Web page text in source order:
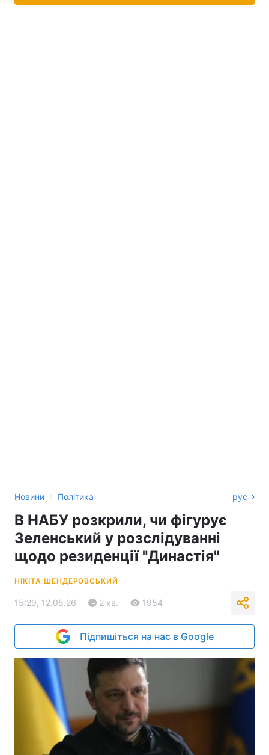
Новини › Політика рус
В НАБУ розкрили, чи фігурує
Зеленський у розслідуванні
щодо резиденції "Династія"
НІКІТА ШЕНДЕРОВСЬКИЙ
15:29, 12.05.26 2 хв. 1954
Підпишіться на нас в Google